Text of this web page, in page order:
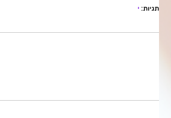
תגיות: י